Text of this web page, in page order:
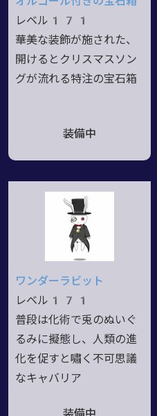
レベル171
華美な装飾が施された、
開けるとクリスマスソン
グが流れる特注の宝石箱
装備中
ワンダーラビット
レベル171
普段は化術で兎のぬいぐ
るみに擬態し、人類の進
化を促すと嘯く不可思議
なキャバリア